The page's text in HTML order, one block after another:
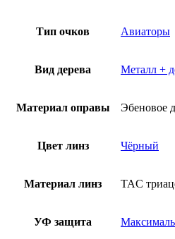
Тип очков Авиаторы
Вид дерева Металл +
Материал оправы Эбеновое
Цвет линз Чёрный
Материал линз TAC
УФ защита